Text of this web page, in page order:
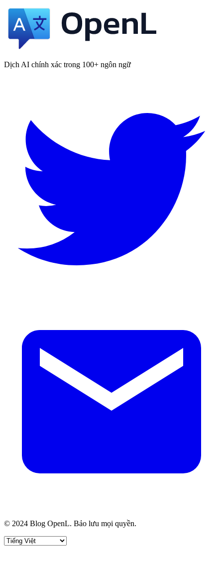
Dịch AI chính xác trong 100+ ngôn ngữ
© 2024 Blog OpenL. Bảo lưu mọi quyền.